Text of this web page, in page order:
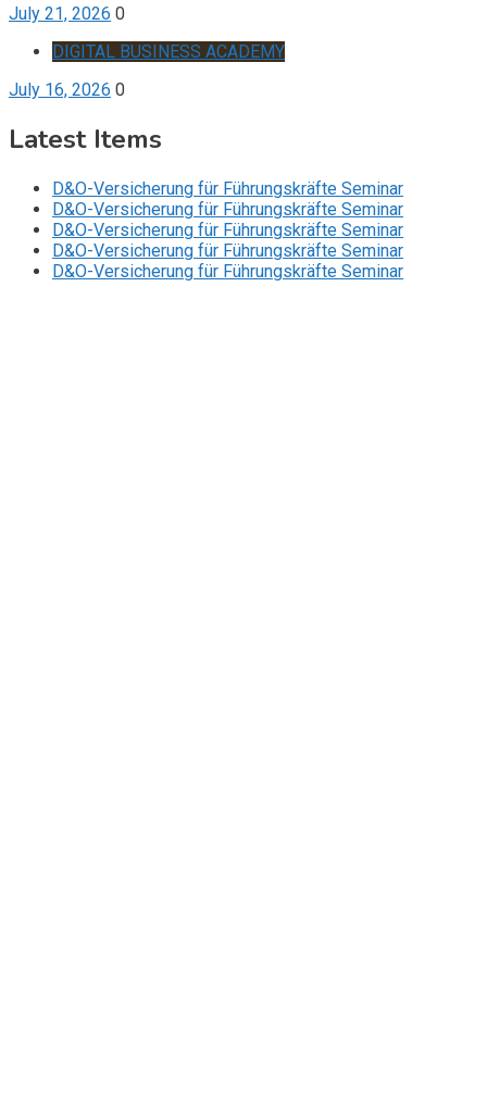
July 21, 2026 0
DIGITAL BUSINESS ACADEMY
July 16, 2026 0
Latest Items
D&O-Versicherung für Führungskräfte Seminar
D&O-Versicherung für Führungskräfte Seminar
D&O-Versicherung für Führungskräfte Seminar
D&O-Versicherung für Führungskräfte Seminar
D&O-Versicherung für Führungskräfte Seminar